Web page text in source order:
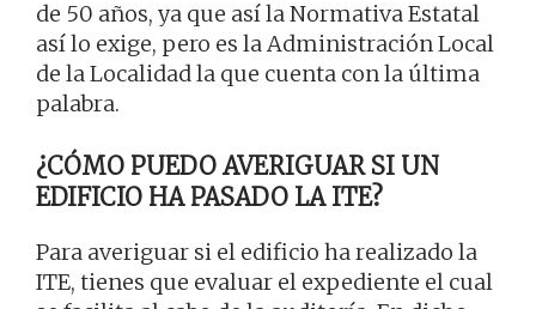
de 50 años, ya que así la Normativa Estatal
así lo exige, pero es la Administración Local
de la Localidad la que cuenta con la última
palabra.
¿CÓMO PUEDO AVERIGUAR SI UN
EDIFICIO HA PASADO LA ITE?
Para averiguar si el edificio ha realizado la
ITE, tienes que evaluar el expediente el cual